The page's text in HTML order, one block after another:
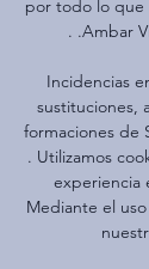
por todo lo que
. .Ambar
Incidencias
sustituciones,
formaciones de
. Utilizamos
experiencia
Mediante el